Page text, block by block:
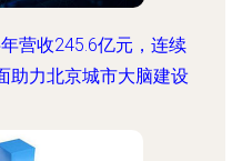
营收245.6亿元，连续
助力北京城市大脑建设